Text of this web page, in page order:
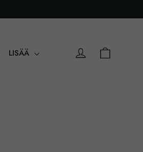
LISÄÄ Kirjaudu sisään